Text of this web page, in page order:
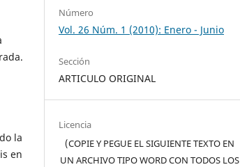
la
en
Número
Vol. 26 Núm. 1 (2010): Enero - Junio
Sección
ARTICULO ORIGINAL
Licencia
(COPIE Y PEGUE EL SIGUIENTE TEXTO EN
UN ARCHIVO TIPO WORD CON TODOS LOS